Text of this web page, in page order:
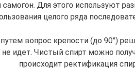
Для этого используют
целого ряда
вопрос крепости (до 90°)
идет. Чистый спирт можно
происходит ректификация